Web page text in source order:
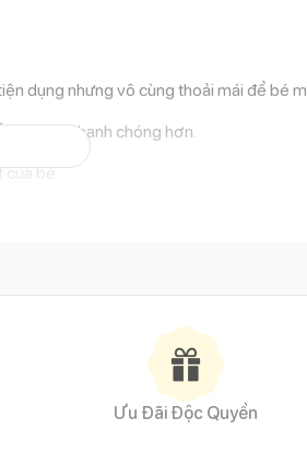
dụng nhưng vô cùng thoải mái để bé
và nhanh chóng hơn.
của bé.
Ưu Đãi Độc Quyền